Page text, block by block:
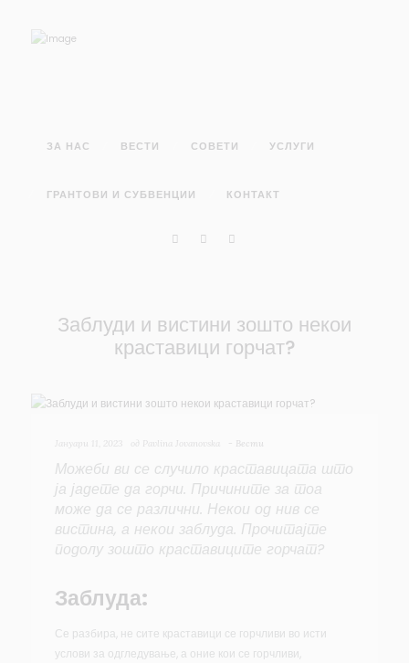
ЗА НАС ВЕСТИ СОВЕТИ УСЛУГИ
ГРАНТОВИ И СУБВЕНЦИИ КОНТАКТ
Заблуди и вистини зошто некои
краставици горчат?
Јануари 11, 2023 Pavlina Jovanovska Вести
Можеби ви се случило краставицата што
ја јадете да горчи. Причините за тоа
може да се различни. Некои од нив се
вистина, а некои заблуда. Прочитајте
подолу зошто краставиците горчат?
Заблуда:
Се разбира, не сите краставици се горчливи во исти
услови за одгледување, а оние кои се горчливи,